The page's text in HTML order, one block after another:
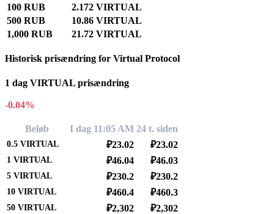
100 RUB
2.172 VIRTUAL
500 RUB
10.86 VIRTUAL
1,000 RUB
21.72 VIRTUAL
Historisk prisændring for Virtual Protocol
1 dag VIRTUAL prisændring
-0.04%
Beløb I dag 11:05 AM 24 t. siden
0.5 VIRTUAL ₽23.02 ₽23.02
1 VIRTUAL ₽46.04 ₽46.03
5 VIRTUAL ₽230.2 ₽230.2
10 VIRTUAL ₽460.4 ₽460.3
50 VIRTUAL ₽2,302 ₽2,302